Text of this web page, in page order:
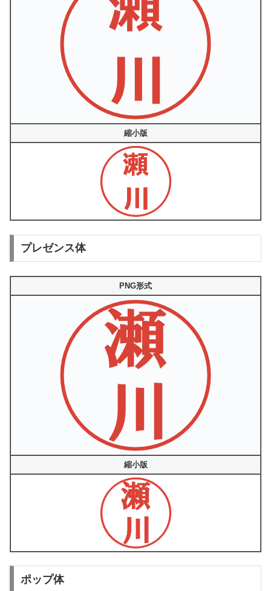
縮小版
プレゼンス体
PNG形式
縮小版
ポップ体